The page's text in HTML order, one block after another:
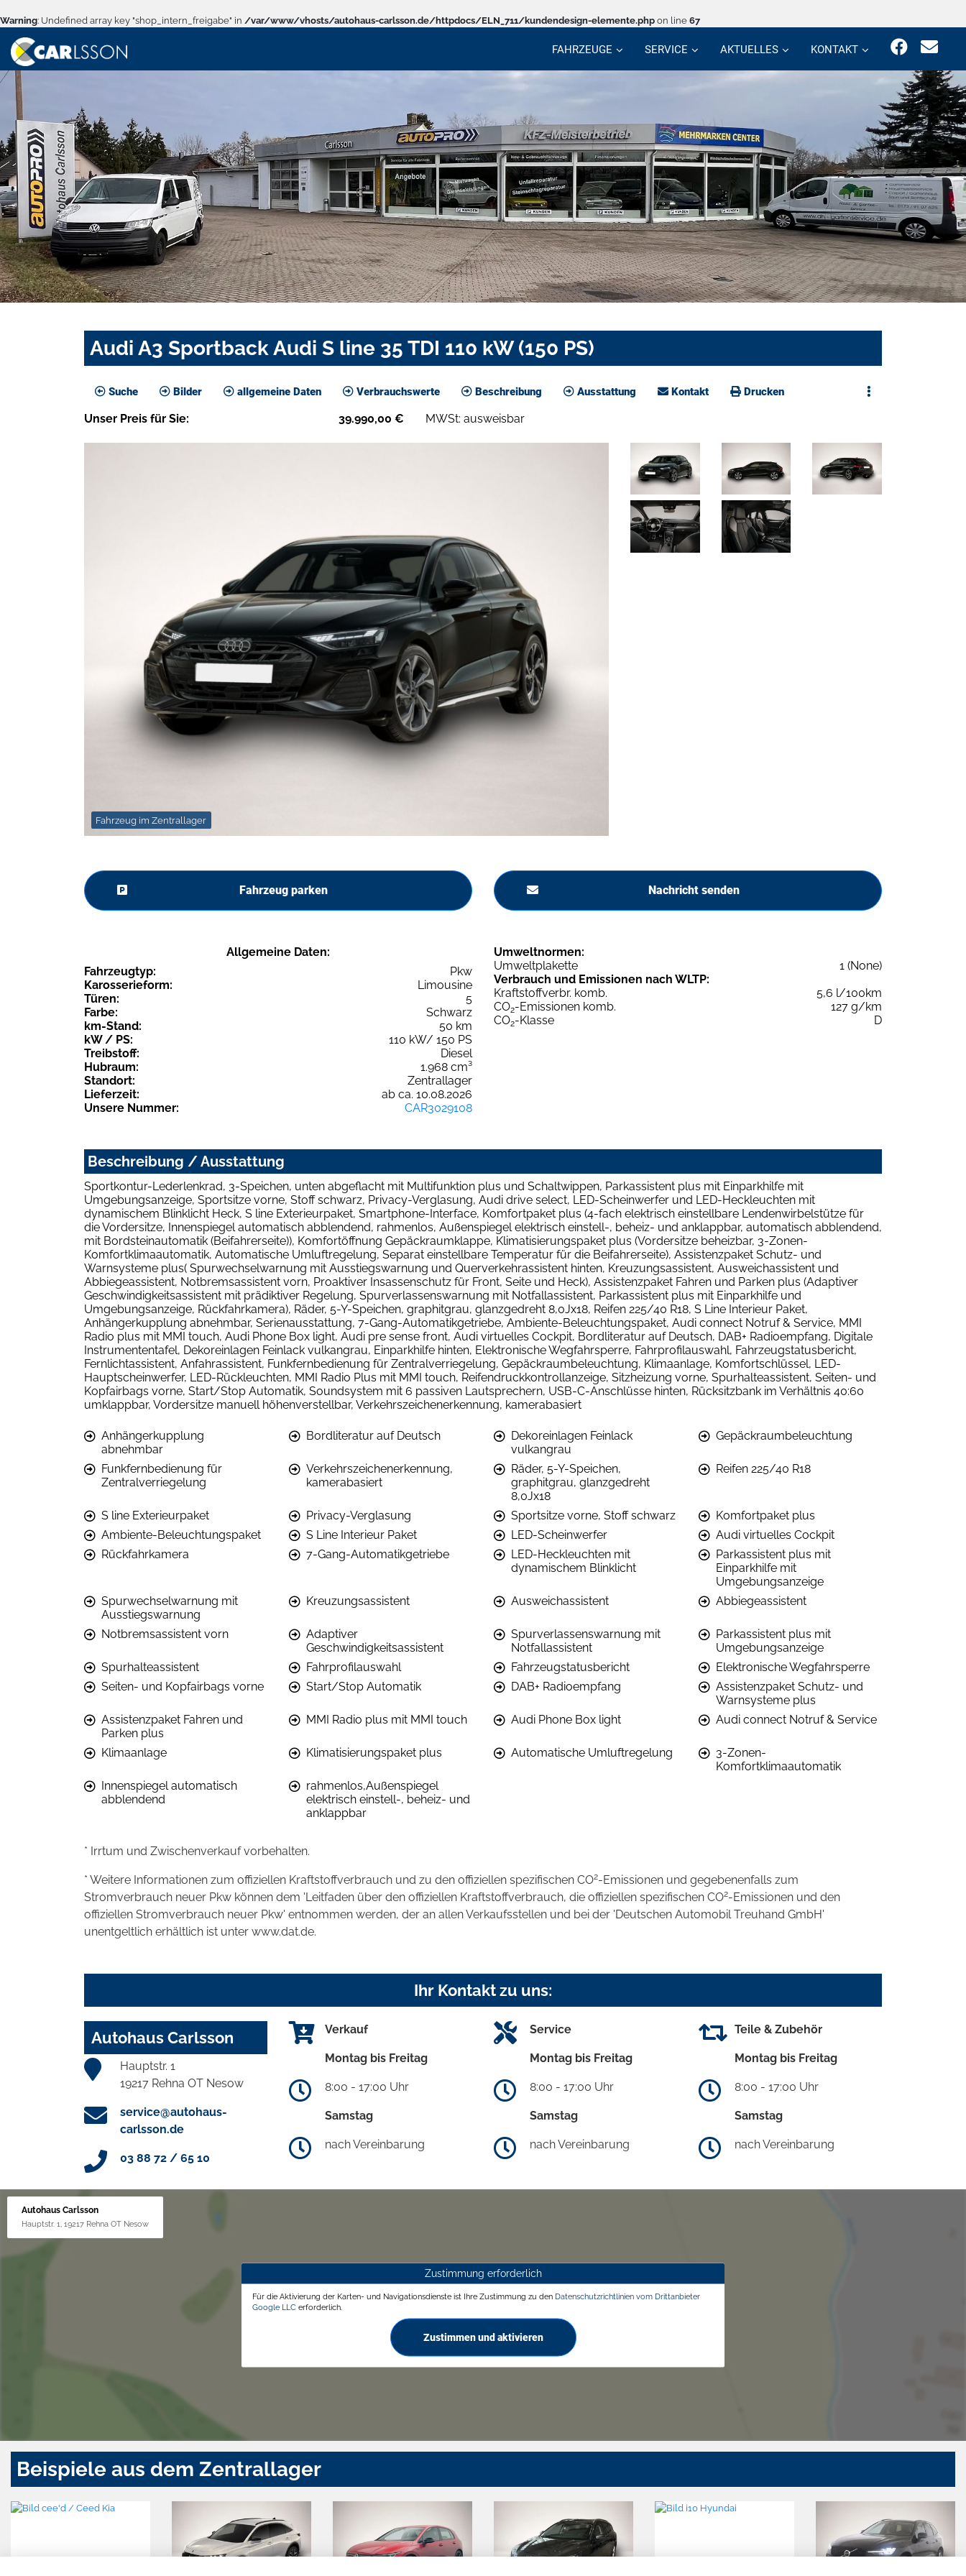
Warning: Undefined array key "shop_intern_freigabe" in /var/www/vhosts/autohaus-carlsson.de/httpdocs/ELN_711/kundendesign-elemente.php on line 67
FAHRZEUGE SERVICE AKTUELLES KONTAKT
Audi A3 Sportback Audi S line 35 TDI 110 kW (150 PS)
Suche Bilder allgemeine Daten Verbrauchswerte Beschreibung Ausstattung Kontakt Drucken
Unser Preis für Sie: 39.990,00 € MWSt: ausweisbar
Fahrzeug im Zentrallager
Fahrzeug parken Nachricht senden
Allgemeine Daten:
Fahrzeugtyp:
Pkw
Karosserieform:
Limousine
Türen:
5
Farbe:
Schwarz
km-Stand:
50 km
kW / PS:
110 kW/ 150 PS
Treibstoff:
Diesel
Hubraum:
1.968 cm³
Standort:
Zentrallager
Lieferzeit:
ab ca. 10.08.2026
Unsere Nummer:
CAR3029108
Umweltnormen:
Umweltplakette
1 (None)
Verbrauch und Emissionen nach WLTP:
Kraftstoffverbr. komb.
5,6 l/100km
CO2-Emissionen komb.
127 g/km
CO2-Klasse D
Beschreibung / Ausstattung
Sportkontur-Lederlenkrad, 3-Speichen, unten abgeflacht mit Multifunktion plus und Schaltwippen, Parkassistent plus mit Einparkhilfe mit
Umgebungsanzeige, Sportsitze vorne, Stoff schwarz, Privacy-Verglasung, Audi drive select, LED-Scheinwerfer und LED-Heckleuchten mit
dynamischem Blinklicht Heck, S line Exterieurpaket, Smartphone-Interface, Komfortpaket plus (4-fach elektrisch einstellbare Lendenwirbelstütze für
die Vordersitze, Innenspiegel automatisch abblendend, rahmenlos, Außenspiegel elektrisch einstell-, beheiz- und anklappbar, automatisch abblendend,
mit Bordsteinautomatik (Beifahrerseite)), Komfortöffnung Gepäckraumklappe, Klimatisierungspaket plus (Vordersitze beheizbar, 3-Zonen-
Komfortklimaautomatik, Automatische Umluftregelung, Separat einstellbare Temperatur für die Beifahrerseite), Assistenzpaket Schutz- und
Warnsysteme plus( Spurwechselwarnung mit Ausstiegswarnung und Querverkehrassistent hinten, Kreuzungsassistent, Ausweichassistent und
Abbiegeassistent, Notbremsassistent vorn, Proaktiver Insassenschutz für Front, Seite und Heck), Assistenzpaket Fahren und Parken plus (Adaptiver
Geschwindigkeitsassistent mit prädiktiver Regelung, Spurverlassenswarnung mit Notfallassistent, Parkassistent plus mit Einparkhilfe und
Umgebungsanzeige, Rückfahrkamera), Räder, 5-Y-Speichen, graphitgrau, glanzgedreht 8,0Jx18, Reifen 225/40 R18, S Line Interieur Paket,
Anhängerkupplung abnehmbar, Serienausstattung, 7-Gang-Automatikgetriebe, Ambiente-Beleuchtungspaket, Audi connect Notruf & Service, MMI
Radio plus mit MMI touch, Audi Phone Box light, Audi pre sense front, Audi virtuelles Cockpit, Bordliteratur auf Deutsch, DAB+ Radioempfang, Digitale
Instrumententafel, Dekoreinlagen Feinlack vulkangrau, Einparkhilfe hinten, Elektronische Wegfahrsperre, Fahrprofilauswahl, Fahrzeugstatusbericht,
Fernlichtassistent, Anfahrassistent, Funkfernbedienung für Zentralverriegelung, Gepäckraumbeleuchtung, Klimaanlage, Komfortschlüssel, LED-
Hauptscheinwerfer, LED-Rückleuchten, MMI Radio Plus mit MMI touch, Reifendruckkontrollanzeige, Sitzheizung vorne, Spurhalteassistent, Seiten- und
Kopfairbags vorne, Start/Stop Automatik, Soundsystem mit 6 passiven Lautsprechern, USB-C-Anschlüsse hinten, Rücksitzbank im Verhältnis 40:60
umklappbar, Vordersitze manuell höhenverstellbar, Verkehrszeichenerkennung, kamerabasiert
Anhängerkupplung
abnehmbar
Bordliteratur auf Deutsch
Dekoreinlagen Feinlack
vulkangrau
Gepäckraumbeleuchtung
Funkfernbedienung für
Zentralverriegelung
Verkehrszeichenerkennung,
kamerabasiert
Räder, 5-Y-Speichen,
graphitgrau, glanzgedreht
8,0Jx18
Reifen 225/40 R18
S line Exterieurpaket Privacy-Verglasung Sportsitze vorne, Stoff schwarz
Komfortpaket plus
Ambiente-Beleuchtungspaket
S Line Interieur Paket LED-Scheinwerfer
Audi virtuelles Cockpit
Rückfahrkamera
7-Gang-Automatikgetriebe
LED-Heckleuchten mit
dynamischem Blinklicht
Parkassistent plus mit
Einparkhilfe mit
Umgebungsanzeige
Spurwechselwarnung mit
Ausstiegswarnung
Kreuzungsassistent Ausweichassistent Abbiegeassistent
Notbremsassistent vorn
Adaptiver
Geschwindigkeitsassistent
Spurverlassenswarnung mit
Notfallassistent
Parkassistent plus mit
Umgebungsanzeige
Spurhalteassistent
Fahrprofilauswahl Fahrzeugstatusbericht
Elektronische Wegfahrsperre
Seiten- und Kopfairbags vorne
Start/Stop Automatik DAB+ Radioempfang
Assistenzpaket Schutz- und
Warnsysteme plus
Assistenzpaket Fahren und
Parken plus
MMI Radio plus mit MMI touch Audi Phone Box light Audi connect Notruf & Service
Klimaanlage Klimatisierungspaket plus Automatische Umluftregelung
3-Zonen-
Komfortklimaautomatik
Innenspiegel automatisch
abblendend
rahmenlos,Außenspiegel
elektrisch einstell-, beheiz- und
anklappbar
* Irrtum und Zwischenverkauf vorbehalten.
* Weitere Informationen zum offiziellen Kraftstoffverbrauch und zu den offiziellen spezifischen CO2-Emissionen und gegebenenfalls zum
Stromverbrauch neuer Pkw können dem 'Leitfaden über den offiziellen Kraftstoffverbrauch, die offiziellen spezifischen CO2-Emissionen und den
offiziellen Stromverbrauch neuer Pkw' entnommen werden, der an allen Verkaufsstellen und bei der 'Deutschen Automobil Treuhand GmbH'
unentgeltlich erhältlich ist unter www.dat.de.
Ihr Kontakt zu uns:
Autohaus Carlsson
Hauptstr. 1
19217 Rehna OT Nesow
service@autohaus-
carlsson.de
03 88 72 / 65 10
Verkauf
Montag bis Freitag
8:00 - 17:00 Uhr
Samstag
nach Vereinbarung
Service
Montag bis Freitag
8:00 - 17:00 Uhr
Samstag
nach Vereinbarung
Teile & Zubehör
Montag bis Freitag
8:00 - 17:00 Uhr
Samstag
nach Vereinbarung
Autohaus Carlsson
Hauptstr. 1, 19217 Rehna OT Nesow
Zustimmung erforderlich
Für die Aktivierung der Karten- und Navigationsdienste ist Ihre Zustimmung zu den Datenschutzrichtlinien vom Drittanbieter
Google LLC erforderlich.
Zustimmen und aktivieren
Beispiele aus dem Zentrallager